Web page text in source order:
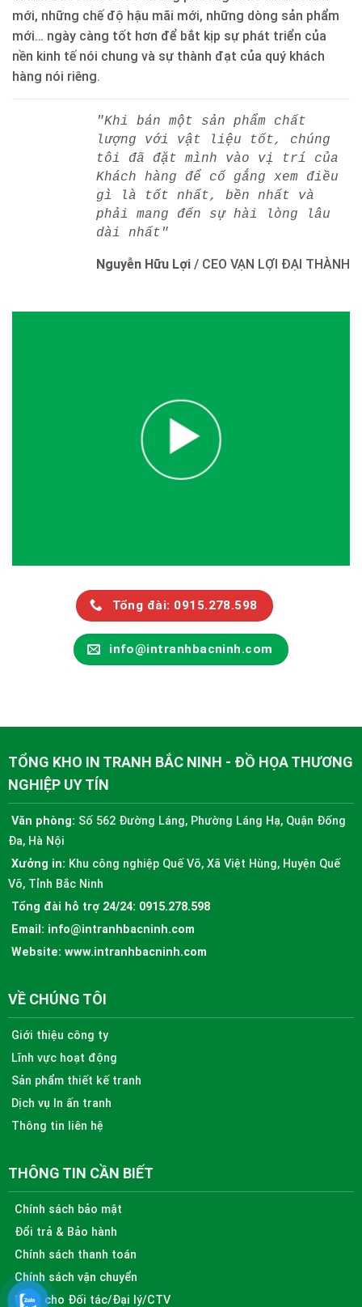
mới, những chế độ hậu mãi mới, những dòng sản phẩm
mới… ngày càng tốt hơn để bắt kịp sự phát triển của
nền kinh tế nói chung và sự thành đạt của quý khách
hàng nói riêng.
"Khi bán một sản phẩm chất
lượng với vật liệu tốt, chúng
tôi đã đặt mình vào vị trí của
Khách hàng để cố gắng xem điều
gì là tốt nhất, bền nhất và
phải mang đến sự hài lòng lâu
dài nhất"
Nguyễn Hữu Lợi / CEO VẠN LỢI ĐẠI THÀNH
Tổng đài: 0915.278.598
info@intranhbacninh.com
TỔNG KHO IN TRANH BẮC NINH - ĐỒ HỌA THƯƠNG
NGHIỆP UY TÍN
Văn phòng: Số 562 Đường Láng, Phường Láng Hạ, Quận Đống
Đa, Hà Nội
Xưởng in: Khu công nghiệp Quế Võ, Xã Việt Hùng, Huyện Quế
Võ, Tỉnh Bắc Ninh
Tổng đài hỗ trợ 24/24: 0915.278.598
Email: info@intranhbacninh.com
Website: www.intranhbacninh.com
VỀ CHÚNG TÔI
Giới thiệu công ty
Lĩnh vực hoạt động
Sản phẩm thiết kế tranh
Dịch vụ In ấn tranh
Thông tin liên hệ
THÔNG TIN CẦN BIẾT
Chính sách bảo mật
Đổi trả & Bảo hành
Chính sách thanh toán
Chính sách vận chuyển
Dành cho Đối tác/Đại lý/CTV